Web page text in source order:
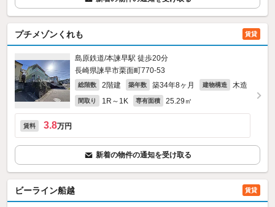
プチメゾンくれも 賃貸
島原鉄道/本諫早駅 徒歩20分
長崎県諫早市栗面町770‐53
総階数 2階建 築年数 築34年8ヶ月 建物構造 木造
間取り 1R～1K 専有面積 25.29㎡
賃料 3.8万円
新着の物件の通知を受け取る
ビーライン船越 賃貸